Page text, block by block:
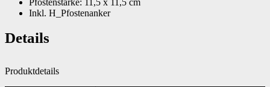
Pfostenstärke: 11,5 x 11,5 cm
Inkl. H_Pfostenanker
Details
Produktdetails